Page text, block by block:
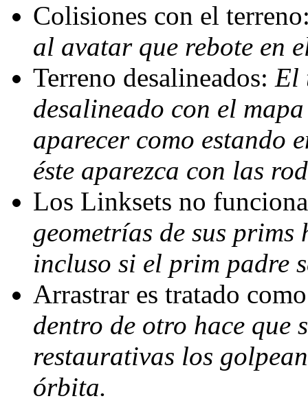
Colisiones con el
al avatar que rebote en
Terreno desalineados: El
desalineado con el
aparecer como estando
éste aparezca con las
Los Linksets no
geometrías de sus prims
incluso si el prim padre
Arrastrar es tratado
dentro de otro hace que
restaurativas los
órbita.